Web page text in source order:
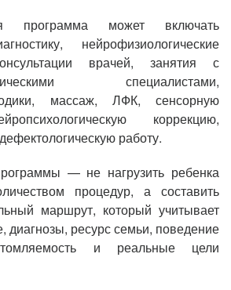
программа может включать
нейрофизиологические
врачей, занятия с
специалистами,
массаж, ЛФК, сенсорную
коррекцию,
работу.
— не нагрузить ребенка
процедур, а составить
маршрут, который учитывает
диагнозы, ресурс семьи, поведение
и реальные цели